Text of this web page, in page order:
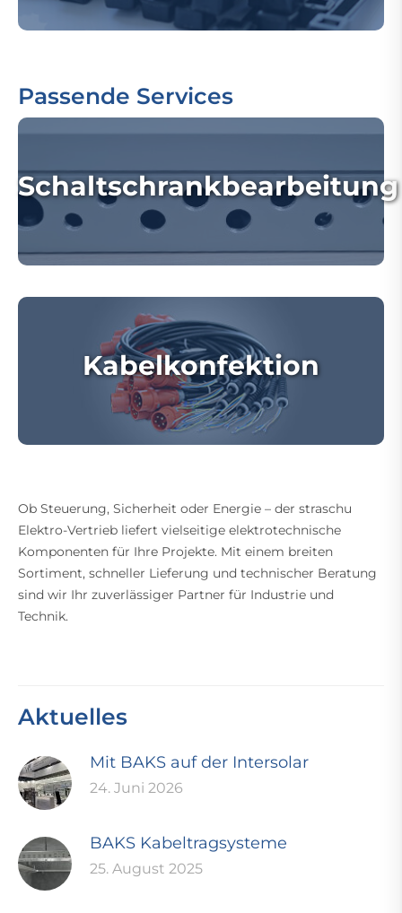
Passende Services
Schaltschrankbearbeitung
Kabelkonfektion
Ob Steuerung, Sicherheit oder Energie – der straschu
Elektro-Vertrieb liefert vielseitige elektrotechnische
Komponenten für Ihre Projekte. Mit einem breiten
Sortiment, schneller Lieferung und technischer Beratung
sind wir Ihr zuverlässiger Partner für Industrie und
Technik.
Aktuelles
Mit BAKS auf der Intersolar
24. Juni 2026
BAKS Kabeltragsysteme
25. August 2025